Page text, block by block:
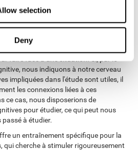
selection
Deny
neuroplasticité. La plasticité
et aux expériences, par le
utiles impliquées. Notre cerveau
nous indiquons à notre cerveau
impliquées dans l'étude sont utiles, il
les connexions liées à ces
ce cas, nous disposerions de
pour étudier, ce qui peut nous
à étudier.
un entraînement spécifique pour la
qui cherche à stimuler rigoureusement